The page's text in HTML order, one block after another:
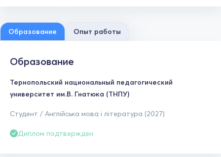
Образование Опыт работы
Образование
Тернопольский национальный педагогический
университет им.В. Гнатюка (ТНПУ)
Студент / Англійська мова і література (2027)
Диплом подтвержден